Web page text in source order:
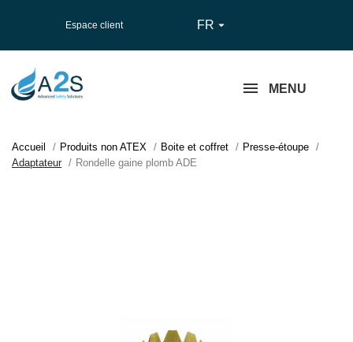
Espace client FR 
MENU
Accueil Produits non ATEX Boite et coffret
Presse-étoupe
Adaptateur
Rondelle gaine plomb ADE